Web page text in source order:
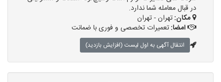
در قبال معامله شما ندارد.
مکان:تهران - تهران
امضا:تعمیرات تخصصی و فوری با ضمانت
انتقال آگهی به اول لیست (افزایش بازدید)